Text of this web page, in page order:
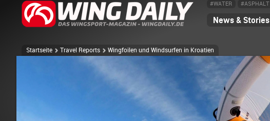
#WATER #ASPHALT
News & Stories
Startseite Travel Reports Wingfoilen und Windsurfen in Kroatien